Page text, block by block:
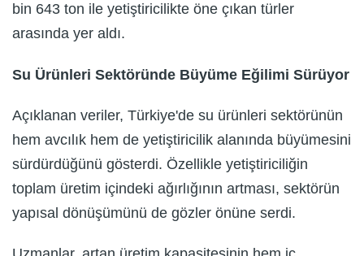
bin 643 ton ile yetiştiricilikte öne çıkan türler
arasında yer aldı.
Su Ürünleri Sektöründe Büyüme Eğilimi Sürüyor
Açıklanan veriler, Türkiye'de su ürünleri sektörünün
hem avcılık hem de yetiştiricilik alanında büyümesini
sürdürdüğünü gösterdi. Özellikle yetiştiriciliğin
toplam üretim içindeki ağırlığının artması, sektörün
yapısal dönüşümünü de gözler önüne serdi.